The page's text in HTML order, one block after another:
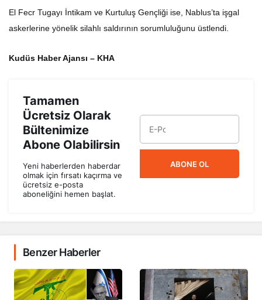
El Fecr Tugayı İntikam ve Kurtuluş Gençliği ise, Nablus’ta işgal
askerlerine yönelik silahlı saldırının sorumluluğunu üstlendi.
Kudüs Haber Ajansı – KHA
Tamamen
Ücretsiz Olarak
Bültenimize
Abone Olabilirsin
Yeni haberlerden haberdar
olmak için fırsatı kaçırma ve
ücretsiz e-posta
aboneliğini hemen başlat.
ABONE OL
Benzer Haberler